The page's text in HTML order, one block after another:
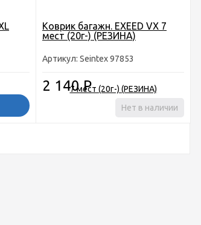
Коврик багажн. EXEED VX 7
мест (20г-) (РЕЗИНА)
Артикул: Seintex 97853
2 140Р
Нет в наличии